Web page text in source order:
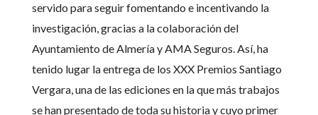
servido para seguir fomentando e incentivando la
investigación, gracias a la colaboración del
Ayuntamiento de Almería y AMA Seguros. Así, ha
tenido lugar la entrega de los XXX Premios Santiago
Vergara, una de las ediciones en la que más trabajos
se han presentado de toda su historia y cuyo primer